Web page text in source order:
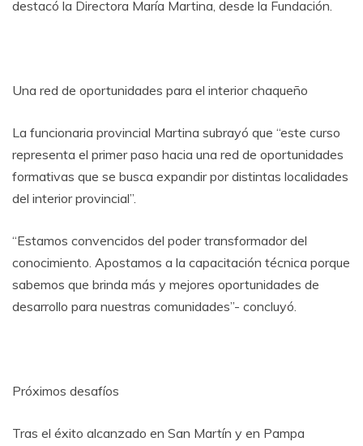
destacó la Directora María Martina, desde la Fundación.
Una red de oportunidades para el interior chaqueño
La funcionaria provincial Martina subrayó que “este curso
representa el primer paso hacia una red de oportunidades
formativas que se busca expandir por distintas localidades
del interior provincial”.
“Estamos convencidos del poder transformador del
conocimiento. Apostamos a la capacitación técnica porque
sabemos que brinda más y mejores oportunidades de
desarrollo para nuestras comunidades”- concluyó.
Próximos desafíos
Tras el éxito alcanzado en San Martín y en Pampa